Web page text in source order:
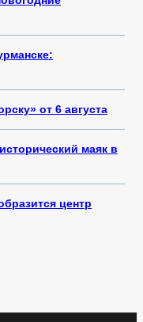
от 6 августа
маяк в
центр